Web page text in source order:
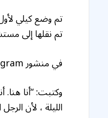
تم وضع كيلي
تم نقلها إلى
في منشور Instagram يوم الثلاثاء ، قامت كيلي بتخليصها بأنها قابلت رجلاً جديدًا وكانت تقيم معه.
وكتبت: “أنا
الليلة ، لأن